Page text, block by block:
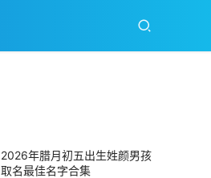
2026年腊月初五出生姓颜男孩
取名最佳名字合集